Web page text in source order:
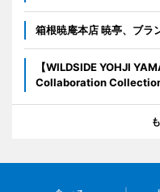
箱根暁庵本店 暁亭、ブラ
【WILDSIDE YOHJI
Collaboration